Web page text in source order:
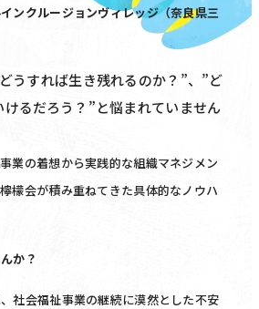
ンクルージョンヴィレッジ（奈良県三
うすれば生き残れるのか？”、”ど
るだろう？”と悩まれていません
業の着想から実践的な組織マネジメン
檬会が積み重ねてきた具体的なノウハ
か？
社会福祉事業の継続に漠然とした不安